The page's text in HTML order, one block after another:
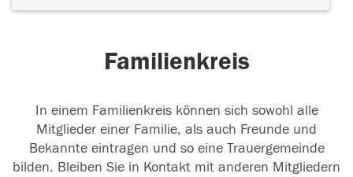
Familienkreis
In einem Familienkreis können sich sowohl alle
Mitglieder einer Familie, als auch Freunde und
Bekannte eintragen und so eine Trauergemeinde
bilden. Bleiben Sie in Kontakt mit anderen Mitgliedern